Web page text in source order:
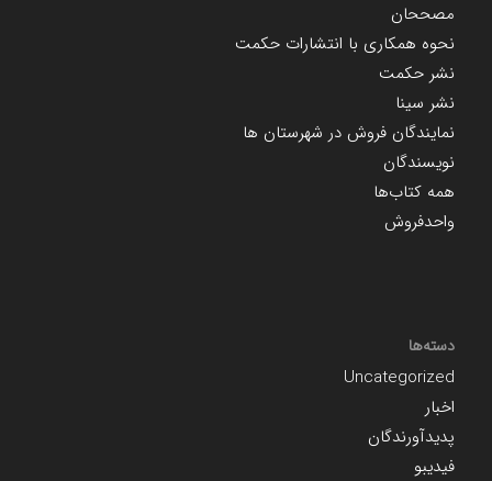
مصححان
نحوه همکاری با انتشارات حکمت
نشر حکمت
نشر سینا
نمایندگان فروش در شهرستان ها
نویسندگان
همه کتاب‌ها
واحدفروش
دسته‌ها
Uncategorized
اخبار
پدیدآورندگان
فیدیبو